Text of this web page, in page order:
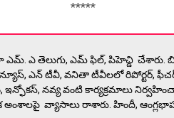
*****
ఎ తెలుగు, ఎమ్ ఫిల్, పిహెచ్డి చేశారు.
ఎన్ టీవీ, వనితా టీవీలలో రిపోర్టర్,
ఇన్ఫోకస్, నవ్య వంటి కార్యక్రమాలు
వ్యాసాలు రాశారు. హిందీ,